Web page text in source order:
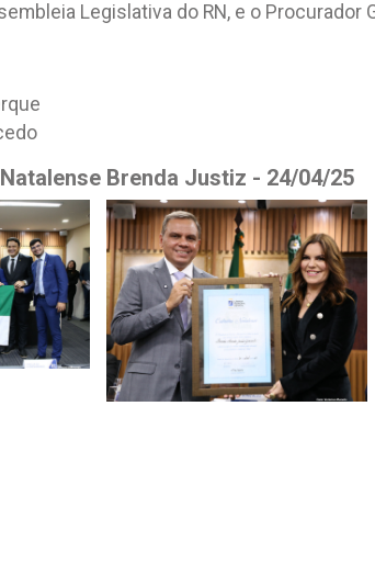
Legislativa do RN, e o Procurador
Brenda Justiz - 24/04/25